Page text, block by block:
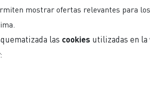
mostrar ofertas relevantes para
las cookies utilizadas en la